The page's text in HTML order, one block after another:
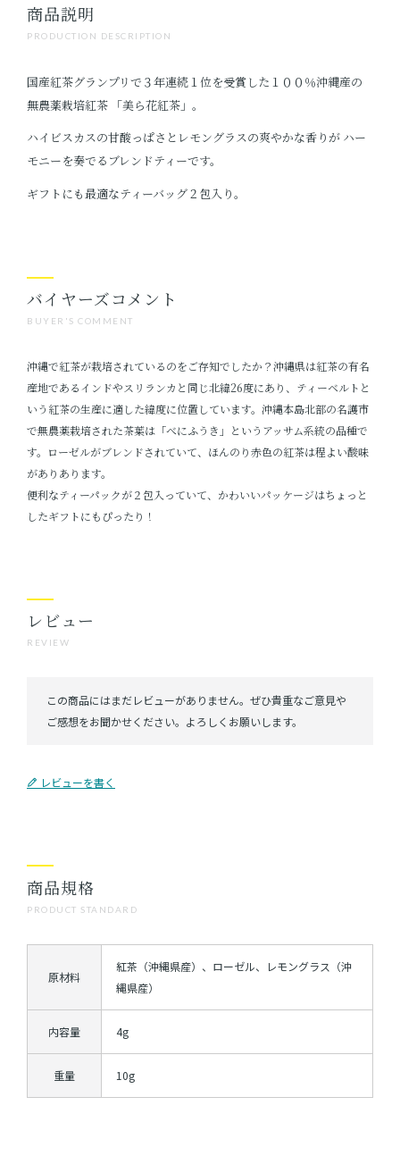
PRODUCTION DESCRIPTION
商品説明
国産紅茶グランプリで３年連続１位を受賞した１００％沖縄産の
無農薬栽培紅茶 「美ら花紅茶」。
ハイビスカスの甘酸っぱさとレモングラスの爽やかな香りが ハー
モニーを奏でるブレンドティーです。
ギフトにも最適なティーバッグ２包入り。
BUYER'S COMMENT
バイヤーズコメント
沖縄で紅茶が栽培されているのをご存知でしたか？沖縄県は紅茶の有名
産地であるインドやスリランカと同じ北緯26度にあり、ティーベルトと
いう紅茶の生産に適した緯度に位置しています。沖縄本島北部の名護市
で無農薬栽培された茶葉は「べにふうき」というアッサム系統の品種で
す。ローゼルがブレンドされていて、ほんのり赤色の紅茶は程よい酸味
がありあります。
便利なティーパックが２包入っていて、かわいいパッケージはちょっと
したギフトにもぴったり！
REVIEW
レビュー
レビューを書く
PRODUCT STANDARD
商品規格
原材料
紅茶（沖縄県産）、ローゼル、レモングラス（沖
縄県産）
内容量 4g
重量 10g